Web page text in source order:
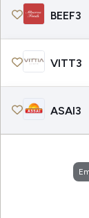
BEEF3
VITT3
ASAI3